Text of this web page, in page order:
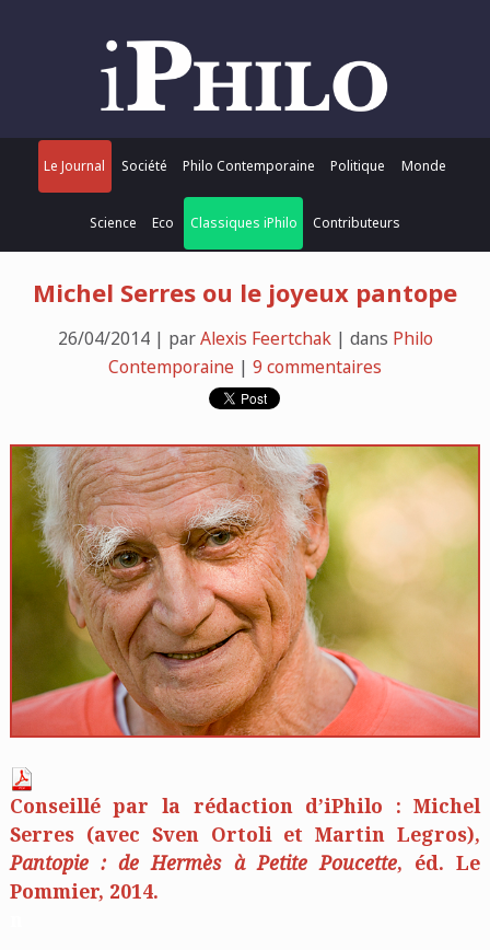
Le Journal Société Philo Contemporaine Politique Monde
Science Eco Classiques iPhilo Contributeurs
Michel Serres ou le joyeux pantope
26/04/2014 | parAlexis Feertchak| dans Philo
Contemporaine | 9 commentaires
Conseillé par la rédaction d’iPhilo : Michel
Serres (avec Sven Ortoli et Martin Legros),
Pantopie : de Hermès à Petite Poucette, éd. Le
Pommier, 2014.